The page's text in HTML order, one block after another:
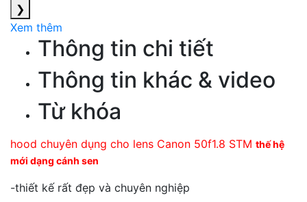
❯
Xem thêm
Thông tin chi tiết
Thông tin khác & video
Từ khóa
hood chuyên dụng cho lens Canon 50f1.8 STM thế hệ
mới dạng cánh sen
-thiết kế rất đẹp và chuyên nghiệp